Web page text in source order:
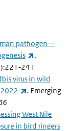
pathogen—
(externe
.
241
virus in wild
(externe
. Emerging
West Nile
in bird ringers